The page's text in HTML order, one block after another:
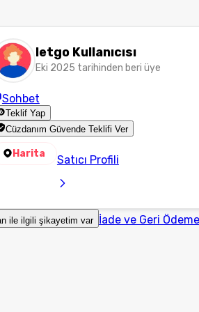
letgo Kullanıcısı
Eki 2025 tarihinden beri üye
Sohbet
Teklif Yap
Cüzdanım Güvende Teklifi Ver
Harita Satıcı Profili
ile ilgili şikayetim var İade ve Geri